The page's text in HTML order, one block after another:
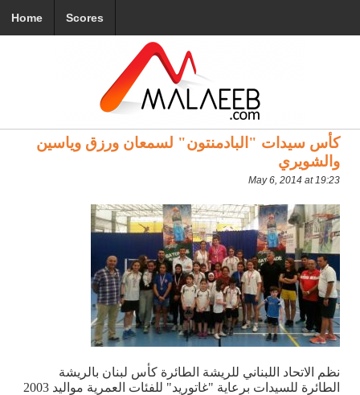
Home Scores
كأس سيدات "البادمنتون" لسمعان ورزق وياسين
والشويري
May 6, 2014 at 19:23
نظم الاتحاد اللبناني للريشة الطائرة كأس لبنان بالريشة
الطائرة للسيدات برعاية "غاتوريد" للفئات العمرية مواليد 2003